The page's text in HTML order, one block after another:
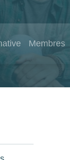
Membres